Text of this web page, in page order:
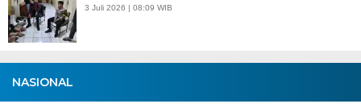
3 Juli 2026 | 08:09 WIB
NASIONAL